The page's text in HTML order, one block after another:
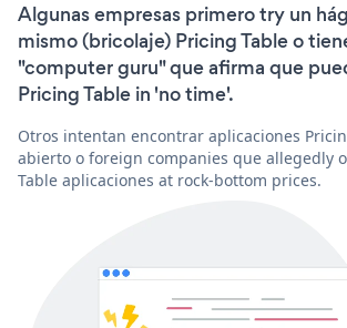
Algunas empresas primero try un
mismo (bricolaje) Pricing Table o
"computer guru" que afirma que
Pricing Table in 'no time'.
Otros intentan encontrar aplicaciones
abierto o foreign companies que allegedly
Table aplicaciones at rock-bottom prices.